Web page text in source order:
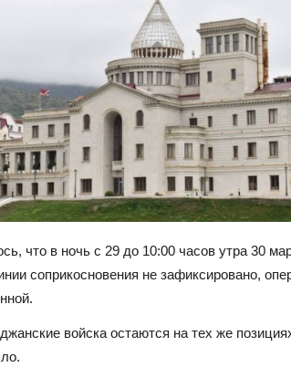
что в ночь с 29 до 10:00 часов утра 30
соприкосновения не зафиксировано,
войска остаются на тех же